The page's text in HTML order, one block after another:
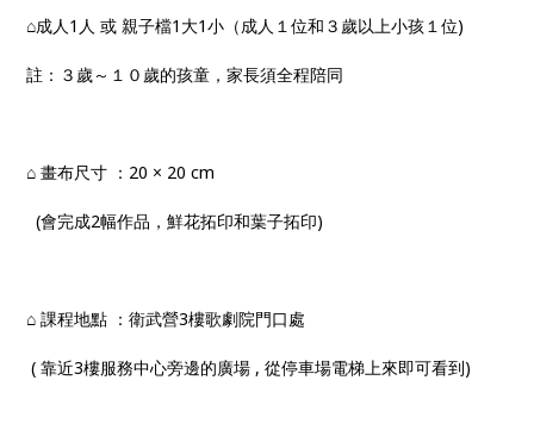
⌂成人1人 或 親子檔1大1小（成人１位和３歲以上小孩１位)
註：３歲～１０歲的孩童，家長須全程陪同
⌂ 畫布尺寸 ：20 × 20 cm
(會完成2幅作品，鮮花拓印和葉子拓印)
⌂ 課程地點 ：衛武營3樓歌劇院門口處
( 靠近3樓服務中心旁邊的廣場 , 從停車場電梯上來即可看到)